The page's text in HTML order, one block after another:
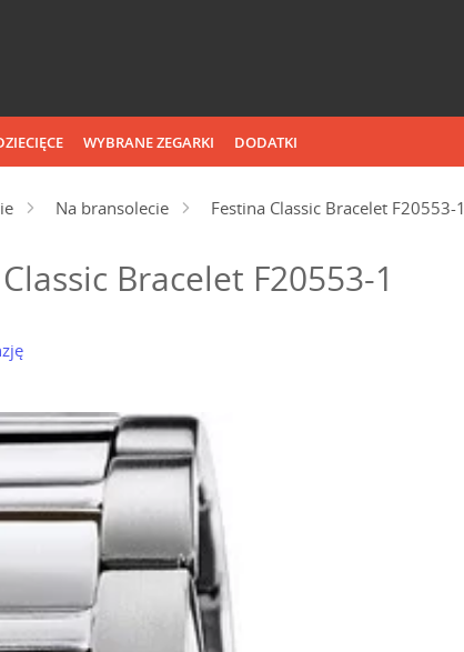
WYBRANE ZEGARKI DODATKI
Na bransolecie Festina Classic Bracelet F20553-1
Bracelet F20553-1